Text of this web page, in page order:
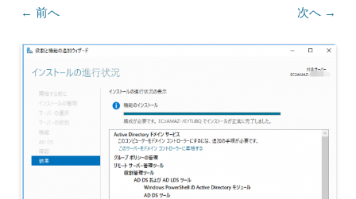
← 前へ 次へ →